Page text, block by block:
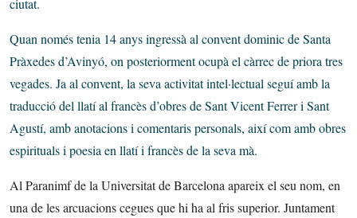
ciutat.
Quan només tenia 14 anys ingressà al convent dominic de Santa
Pràxedes d’Avinyó, on posteriorment ocupà el càrrec de priora tres
vegades. Ja al convent, la seva activitat intel·lectual seguí amb la
traducció del llatí al francès d’obres de Sant Vicent Ferrer i Sant
Agustí, amb anotacions i comentaris personals, així com amb obres
espirituals i poesia en llatí i francès de la seva mà.
Al Paranimf de la Universitat de Barcelona apareix el seu nom, en
una de les arcuacions cegues que hi ha al fris superior. Juntament